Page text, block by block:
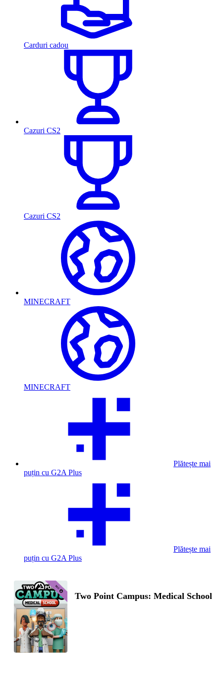
Carduri cadou
Cazuri CS2
Cazuri CS2
MINECRAFT
MINECRAFT
Plătește mai
puțin cu G2A Plus
Plătește mai
puțin cu G2A Plus
Two Point Campus: Medical School